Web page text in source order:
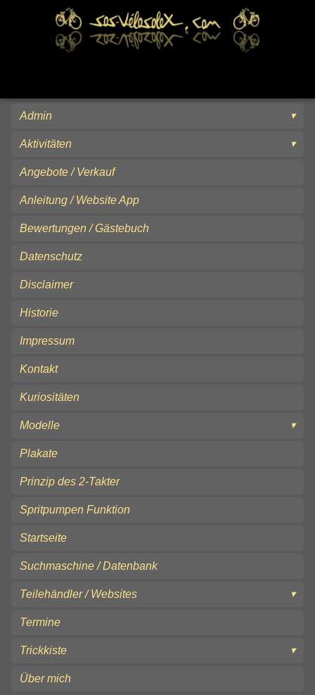
Admin
Aktivitäten
Angebote / Verkauf
Anleitung / Website App
Bewertungen / Gästebuch
Datenschutz
Disclaimer
Historie
Impressum
Kontakt
Kuriositäten
Modelle
Plakate
Prinzip des 2-Takter
Spritpumpen Funktion
Startseite
Suchmaschine / Datenbank
Teilehändler / Websites
Termine
Trickkiste
Über mich